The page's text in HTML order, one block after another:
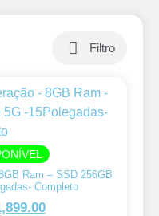
Filtro
Ram – SSD 256GB
Completo